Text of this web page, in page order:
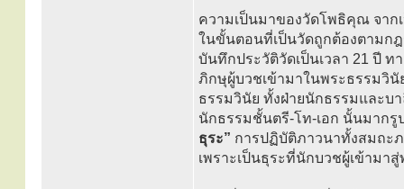
ความเป็นมาของวัดโพธิคุณ จาก
ในขั้นตอนที่เป็นวัดถูกต้องตามก
บันทึกประวัติวัดเป็นเวลา 21 ปี
ภิกษุผู้บวชเข้ามาในพระธรรมวิ
ธรรมวินัย ทั้งฝ่ายนักธรรมและ
นักธรรมชั้นตรี-โท-เอก นั้นมาก
ธุระ” การปฏิบัติภาวนาทั้งสมถะ
เพราะเป็นธุระที่นักบวชผู้เข้ามา